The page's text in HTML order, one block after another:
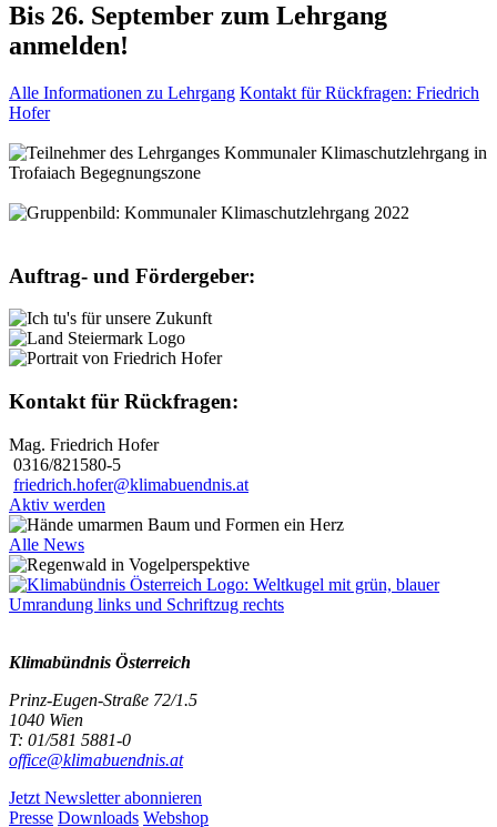
Bis 26. September zum Lehrgang
anmelden!
Alle Informationen zu Lehrgang Kontakt für Rückfragen: Friedrich
Hofer
Auftrag- und Fördergeber:
Kontakt für Rückfragen:
Mag. Friedrich Hofer
0316/821580-5
friedrich.hofer@klimabuendnis.at
Aktiv werden
Alle News
Klimabündnis Österreich
Prinz-Eugen-Straße 72/1.5
1040 Wien
T: 01/581 5881-0
office@klimabuendnis.at
Jetzt Newsletter abonnieren
Presse Downloads Webshop